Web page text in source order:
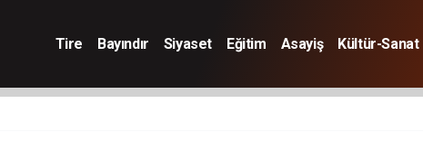
Tire Bayındır Siyaset Eğitim Asayiş Kültür-Sanat